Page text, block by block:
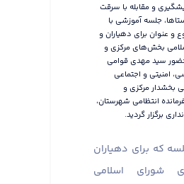
و مقابله با سرقت
جلسه آموزشی با
عنوان برای دهیاران و
بخش‌های مرکزی و
حضور سید مهدی قوامی
امنیتی و اجتماعی
بخشدار مرکزی و
انتظامی شهرستان،
برگزار گردید.
که برای دهیاران
شورای اسلامی